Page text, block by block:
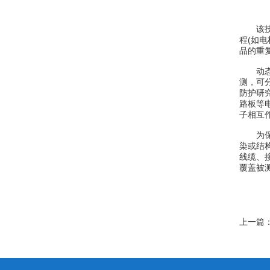
该技
程(如电
品的重
动态
测，可
防护研
路板等
子相互
为保
染或结
线缆、
覆盖被
上一篇：